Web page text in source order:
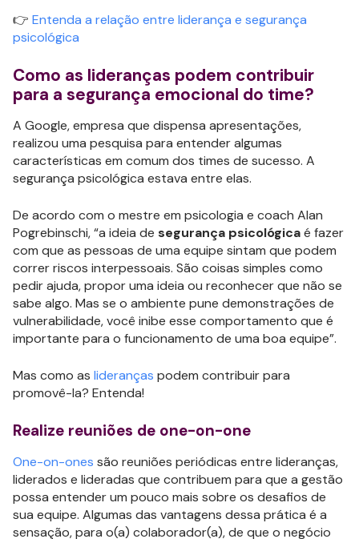
👉 Entenda a relação entre liderança e segurança
psicológica
Como as lideranças podem contribuir
para a segurança emocional do time?
A Google, empresa que dispensa apresentações,
realizou uma pesquisa para entender algumas
características em comum dos times de sucesso. A
segurança psicológica estava entre elas.
De acordo com o mestre em psicologia e coach Alan
Pogrebinschi, “a ideia de segurança psicológicaé fazer
com que as pessoas de uma equipe sintam que podem
correr riscos interpessoais. São coisas simples como
pedir ajuda, propor uma ideia ou reconhecer que não se
sabe algo. Mas se o ambiente pune demonstrações de
vulnerabilidade, você inibe esse comportamento que é
importante para o funcionamento de uma boa equipe”.
Mas como as lideranças podem contribuir para
promovê-la? Entenda!
Realize reuniões de one-on-one
One-on-ones são reuniões periódicas entre lideranças,
liderados e lideradas que contribuem para que a gestão
possa entender um pouco mais sobre os desafios de
sua equipe. Algumas das vantagens dessa prática é a
sensação, para o(a) colaborador(a), de que o negócio